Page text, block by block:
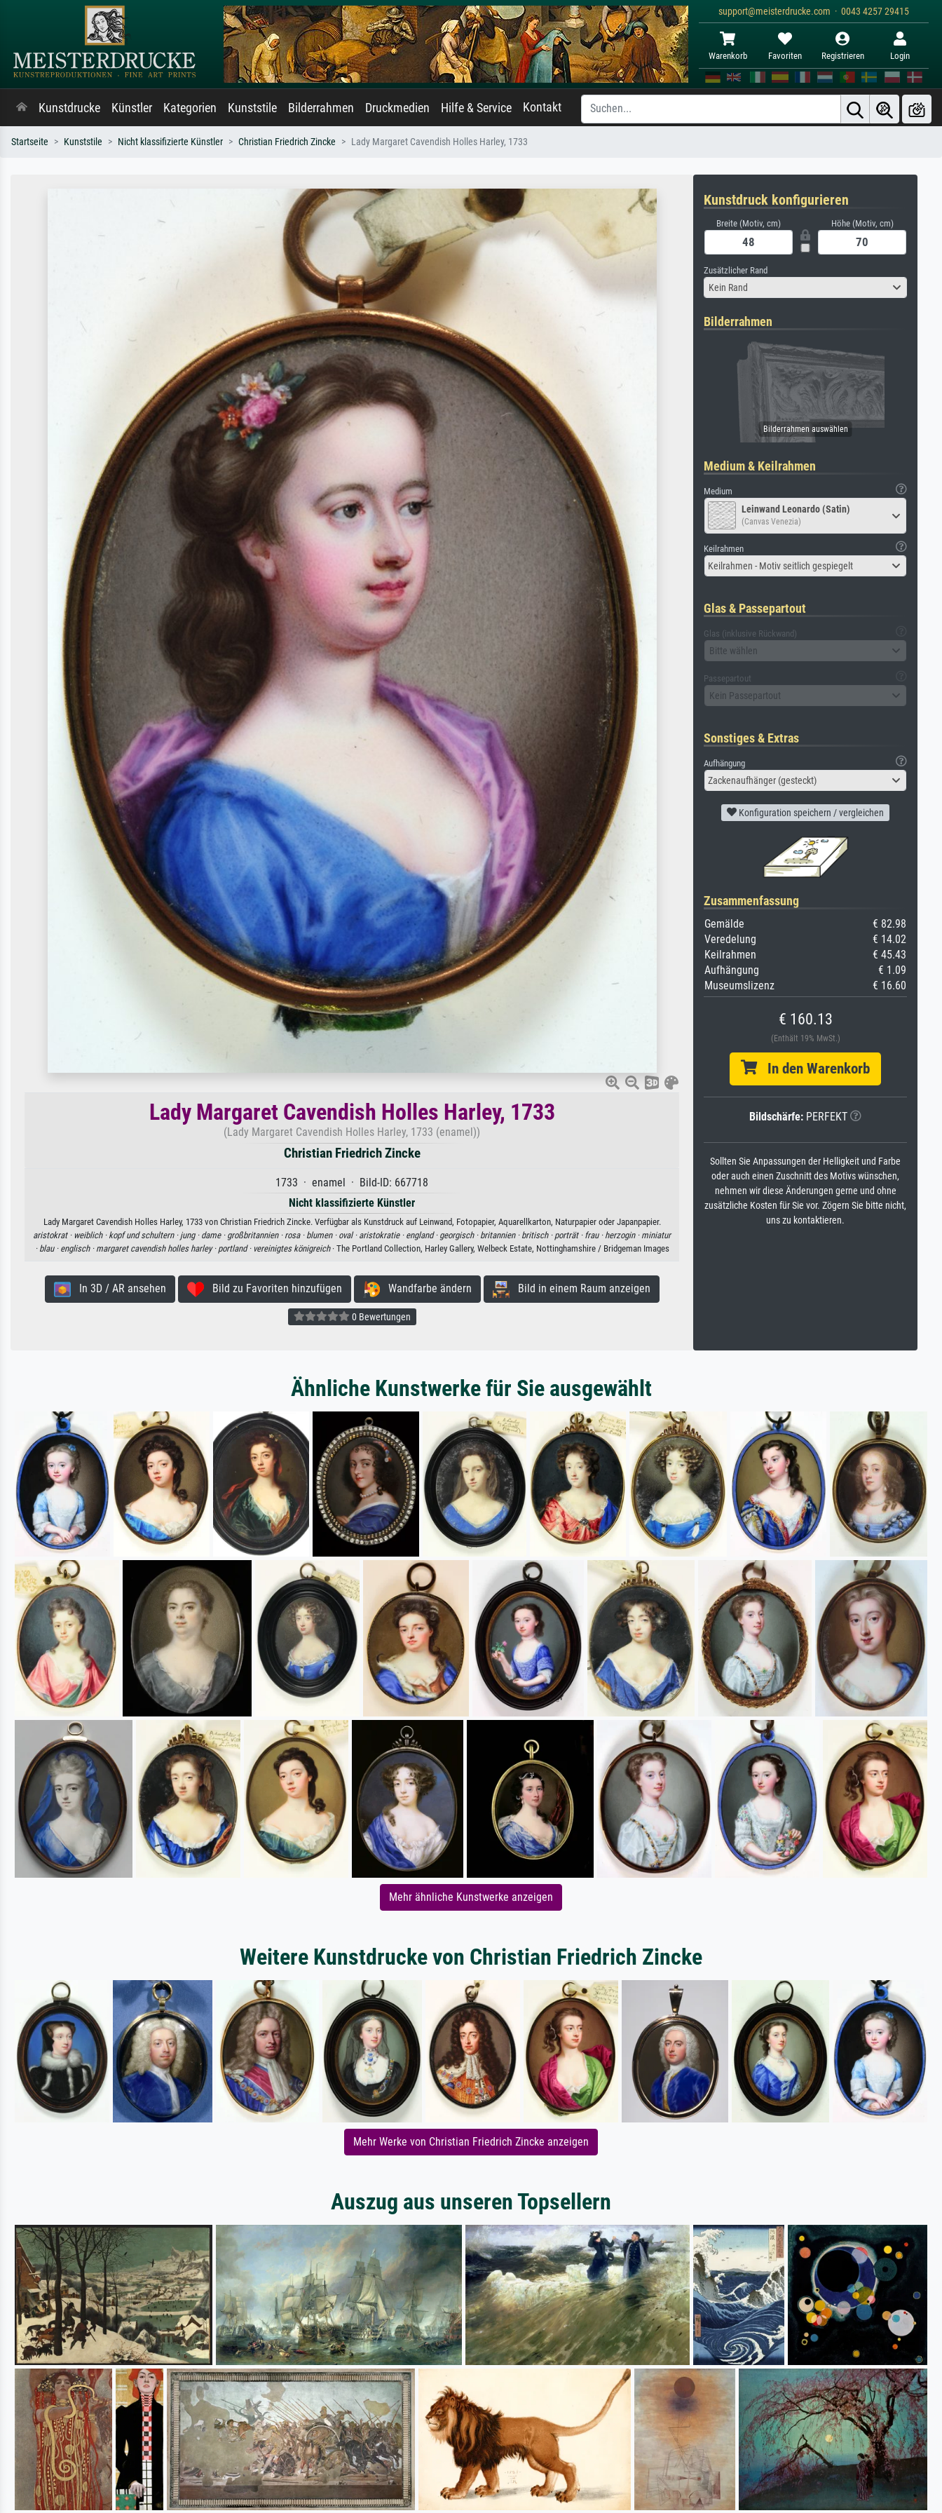
support@meisterdrucke.com · 0043 4257 29415
Warenkorb Favoriten Registrieren Login
Kunstdrucke Künstler Kategorien Kunststile Bilderrahmen Druckmedien Hilfe & Service Kontakt
Startseite Kunststile Nicht klassifizierte Künstler Christian Friedrich Zincke Lady Margaret Cavendish Holles Harley, 1733
Lady Margaret Cavendish Holles Harley, 1733
(Lady Margaret Cavendish Holles Harley, 1733 (enamel))
Christian Friedrich Zincke
1733 · enamel · Bild-ID: 667718
Nicht klassifizierte Künstler
Lady Margaret Cavendish Holles Harley, 1733 von Christian Friedrich Zincke. Verfügbar als Kunstdruck auf Leinwand, Fotopapier, Aquarellkarton, Naturpapier oder Japanpapier.
aristokrat · weiblich · kopf und schultern · jung · dame · großbritannien · rosa · blumen · oval · aristokratie · england · georgisch · britannien · britisch · porträt · frau · herzogin · miniatur
· blau · englisch · margaret cavendish holles harley · portland · vereinigtes königreich· The Portland Collection, Harley Gallery, Welbeck Estate, Nottinghamshire / Bridgeman Images
In 3D / AR ansehen Bild zu Favoriten hinzufügen Wandfarbe ändern Bild in einem Raum anzeigen
0 Bewertungen
Kunstdruck konfigurieren
Breite (Motiv, cm) Höhe (Motiv, cm)
Zusätzlicher Rand
Kein Rand
Bilderrahmen
Medium & Keilrahmen
Medium
Leinwand Leonardo (Satin)
(Canvas Venezia)
Keilrahmen
Keilrahmen - Motiv seitlich gespiegelt
Glas & Passepartout
Glas (inklusive Rückwand)
Bitte wählen
Passepartout
Kein Passepartout
Sonstiges & Extras
Aufhängung
Zackenaufhänger (gesteckt)
Konfiguration speichern / vergleichen
Zusammenfassung
Gemälde
€ 82.98
Veredelung
€ 14.02
Keilrahmen
€ 45.43
Aufhängung
€ 1.09
Museumslizenz
€ 16.60
€ 160.13
(Enthält 19% MwSt.)
In den Warenkorb
Bildschärfe: PERFEKT
Sollten Sie Anpassungen der Helligkeit und Farbe
oder auch einen Zuschnitt des Motivs wünschen,
nehmen wir diese Änderungen gerne und ohne
zusätzliche Kosten für Sie vor. Zögern Sie bitte nicht,
uns zu kontaktieren.
Ähnliche Kunstwerke für Sie ausgewählt
Mehr ähnliche Kunstwerke anzeigen
Weitere Kunstdrucke von Christian Friedrich Zincke
Mehr Werke von Christian Friedrich Zincke anzeigen
Auszug aus unseren Topsellern